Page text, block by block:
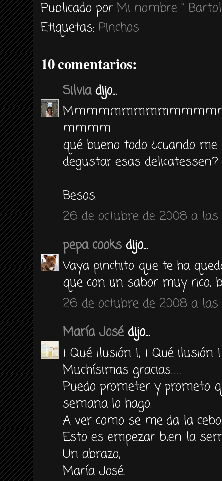
Publicado por Mi nombre "
Etiquetas: Pinchos
10 comentarios:
Silviadijo...
mmmm
qué bueno todo ¿cuando
degustar esas delicatessen?
Besos.
26 de octubre de 2008 a las
pepa cooks dijo...
Vaya pinchito que te ha
que con un sabor muy rico,
26 de octubre de 2008 a las
María Josédijo...
¡ Qué ilusión !, ¡ Qué ilusión !
Muchísimas gracias.......
Puedo prometer y prometo
semana lo hago.
A ver como se me da la
Esto es empezar bien la
Un abrazo,
María José.